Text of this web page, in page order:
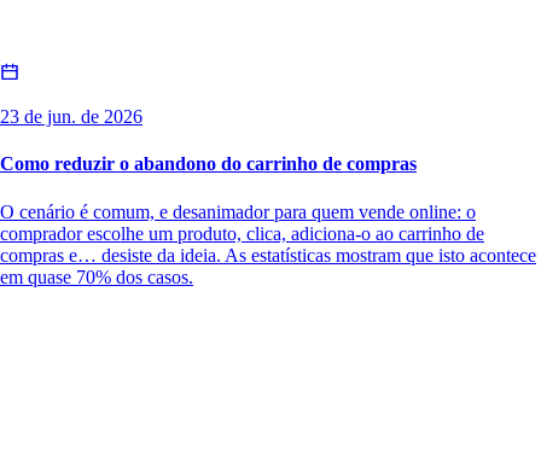
23 de jun. de 2026
Como reduzir o abandono do carrinho de compras
O cenário é comum, e desanimador para quem vende online: o
comprador escolhe um produto, clica, adiciona-o ao carrinho de
compras e… desiste da ideia. As estatísticas mostram que isto acontece
em quase 70% dos casos.